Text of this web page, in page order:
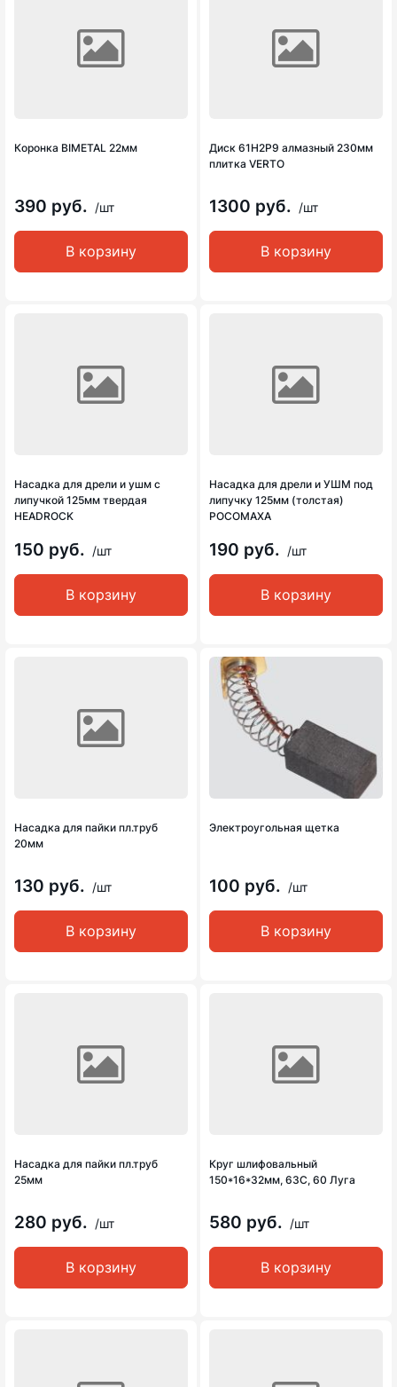
Коронка BIMETAL 22мм
390 руб. /шт
В корзину
Диск 61Н2Р9 алмазный 230мм
плитка VERTO
1300 руб. /шт
В корзину
Насадка для дрели и ушм с
липучкой 125мм твердая
HEADROCK
150 руб. /шт
В корзину
Насадка для дрели и УШМ под
липучку 125мм (толстая)
РОСОМАХА
190 руб. /шт
В корзину
Насадка для пайки пл.труб
20мм
130 руб. /шт
В корзину
Электроугольная щетка
100 руб. /шт
В корзину
Насадка для пайки пл.труб
25мм
280 руб. /шт
В корзину
Круг шлифовальный
150*16*32мм, 63С, 60 Луга
580 руб. /шт
В корзину